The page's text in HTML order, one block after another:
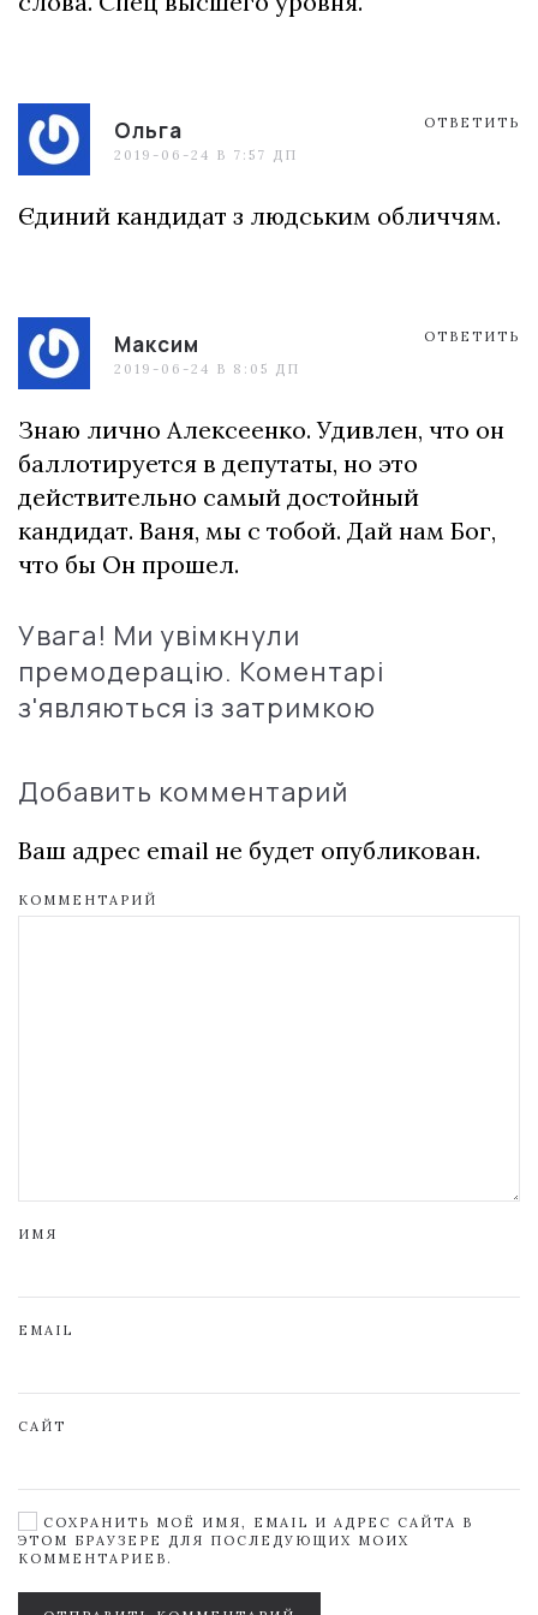
Ольга
2019-06-24 В 7:57 ДП
ОТВЕТИТЬ
Єдиний кандидат з людським обличчям.
Максим
2019-06-24 В 8:05 ДП
ОТВЕТИТЬ
Знаю лично Алексеенко. Удивлен, что он
баллотируется в депутаты, но это
действительно самый достойный
кандидат. Ваня, мы с тобой. Дай нам Бог,
что бы Он прошел.
Увага! Ми увімкнули
премодерацію. Коментарі
з'являються із затримкою
Добавить комментарий
Ваш адрес email не будет опубликован.
КОММЕНТАРИЙ
ИМЯ
EMAIL
САЙТ
СОХРАНИТЬ МОЁ ИМЯ, EMAIL И АДРЕС САЙТА В
ЭТОМ БРАУЗЕРЕ ДЛЯ ПОСЛЕДУЮЩИХ МОИХ
КОММЕНТАРИЕВ.